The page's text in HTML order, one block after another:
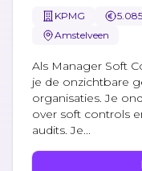
KPMG
Amstelveen
Als Manager Soft
je de onzichtbare
organisaties. Je
over soft controls
audits. Je...